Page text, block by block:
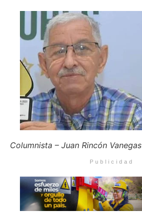
Columnista – Juan Rincón Vanegas
Publicidad